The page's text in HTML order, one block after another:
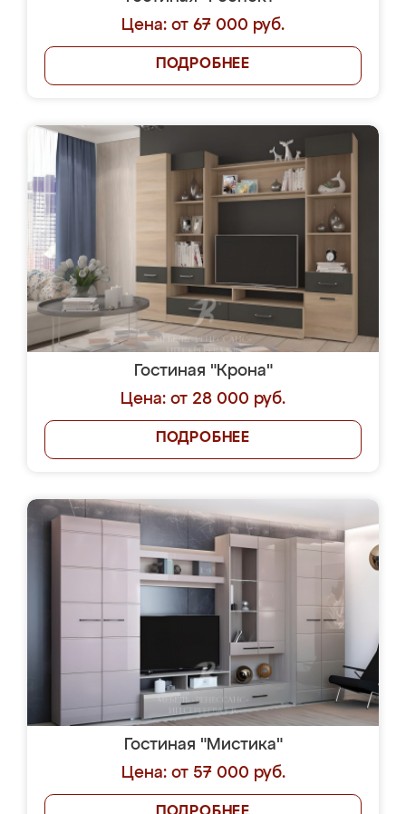
Цена: от 67 000 руб.
ПОДРОБНЕЕ
Гостиная "Крона"
Цена: от 28 000 руб.
ПОДРОБНЕЕ
Гостиная "Мистика"
Цена: от 57 000 руб.